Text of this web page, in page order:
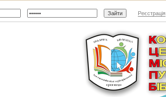
Реєстрація